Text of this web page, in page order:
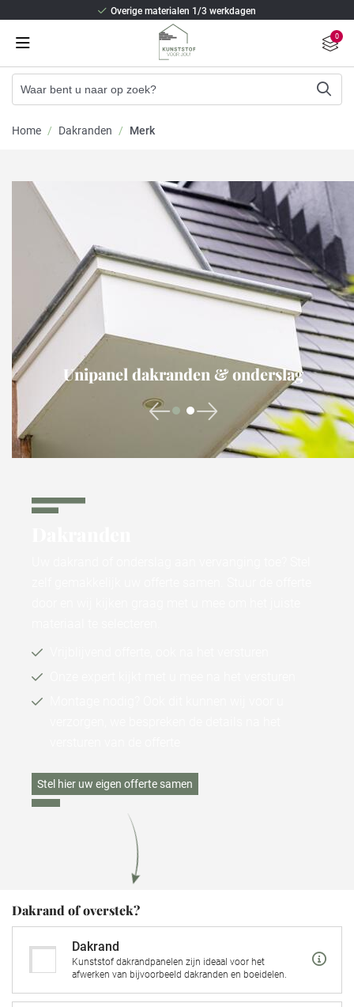
Overige materialen 1/3 werkdagen
Beste isolatie en staalversterking
2/3 weken levertijd (Kunststof kozijnen)
Overige materialen 1/3 werkdagen
Beste isolatie en staalversterking
0
Home / Dakranden / Merk
Stel hier uw eigen offerte samen
Unipanel dakranden & onderslag
Dakrand of overstek?
Dakrand
Kunststof dakrandpanelen zijn ideaal voor het
afwerken van bijvoorbeeld dakranden en boeidelen.